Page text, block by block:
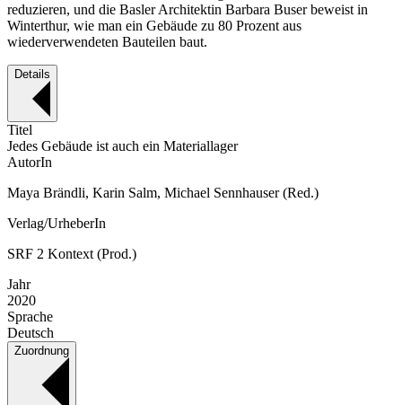
reduzieren, und die Basler Architektin Barbara Buser beweist in
Winterthur, wie man ein Gebäude zu 80 Prozent aus
wiederverwendeten Bauteilen baut.
Details
Titel
Jedes Gebäude ist auch ein Materiallager
AutorIn
Maya Brändli, Karin Salm, Michael Sennhauser (Red.)
Verlag/UrheberIn
SRF 2 Kontext (Prod.)
Jahr
2020
Sprache
Deutsch
Zuordnung